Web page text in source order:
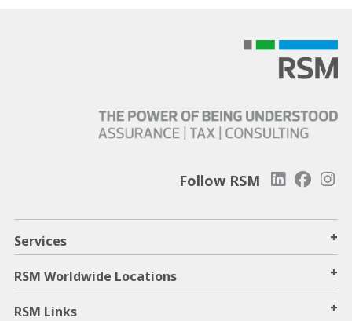
Follow RSM
Services +
RSM Worldwide Locations +
RSM Links +